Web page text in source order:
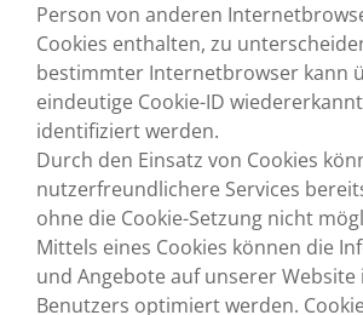
Person von anderen
Cookies enthalten, zu
bestimmter Internetbrowser kann
eindeutige Cookie-ID
identifiziert werden.
Durch den Einsatz von Cookies
nutzerfreundlichere Services
ohne die Cookie-Setzung nicht
Mittels eines Cookies können die
und Angebote auf unserer Website
Benutzers optimiert werden.